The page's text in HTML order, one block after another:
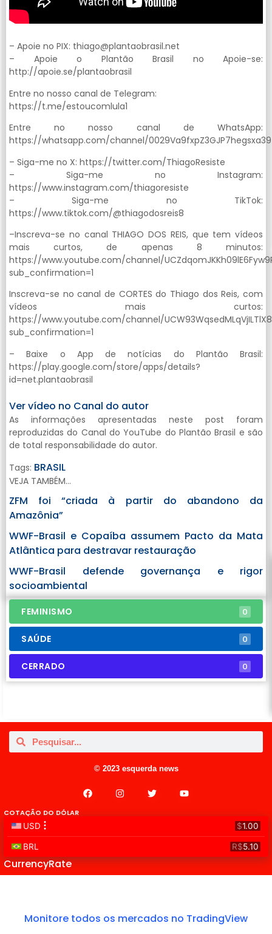
– Apoie no PIX: thiago@plantaobrasil.net
– Apoie o Plantão Brasil no Apoie-se:
http://apoie.se/plantaobrasil
Entre no nosso canal de Telegram:
https://t.me/estoucomlula1
Entre no nosso canal de WhatsApp:
https://whatsapp.com/channel/0029Va9fxpZ3GJP7hegsxa39
– Siga-me no X: https://twitter.com/ThiagoResiste
– Siga-me no Instagram:
https://www.instagram.com/thiagoresiste
– Siga-me no TikTok:
https://www.tiktok.com/@thiagodosreis8
–Inscreva-se no canal THIAGO DOS REIS, que tem vídeos
mais curtos, de apenas 8 minutos:
https://www.youtube.com/channel/
sub_confirmation=1
Inscreva-se no canal de CORTES do Thiago dos Reis, com
vídeos mais curtos:
https://www.youtube.com/channel/
sub_confirmation=1
– Baixe o App de notícias do Plantão Brasil:
https://play.google.com/store/apps/details?
id=net.plantaobrasil
Ver vídeo no Canal do autor
As informações apresentadas neste post foram
reproduzidas do Canal do YouTube do Plantão Brasil e são
de total responsabilidade do autor.
Tags: BRASIL
VEJA TAMBÉM...
ZFM foi “criada à partir do abandono da
Amazônia”
WWF-Brasil e Copaíba assumem Pacto da Mata
Atlântica para destravar restauração
WWF-Brasil defende governança e rigor
socioambiental
FEMINISMO 0
SAÚDE 0
CERRADO 0
© 2023 esquerda news
COTAÇÃO DO DÓLAR
CurrencyRate
Monitore todos os mercados no TradingView